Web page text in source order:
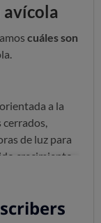
avícola
cuáles son
a la
de luz para
crecimiento.